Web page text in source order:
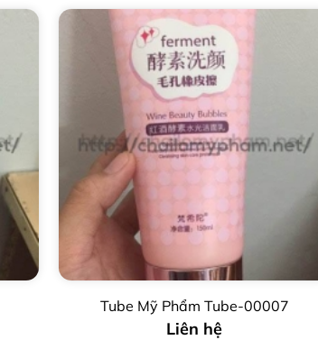
Tube Mỹ Phẩm Tube-00007
Liên hệ